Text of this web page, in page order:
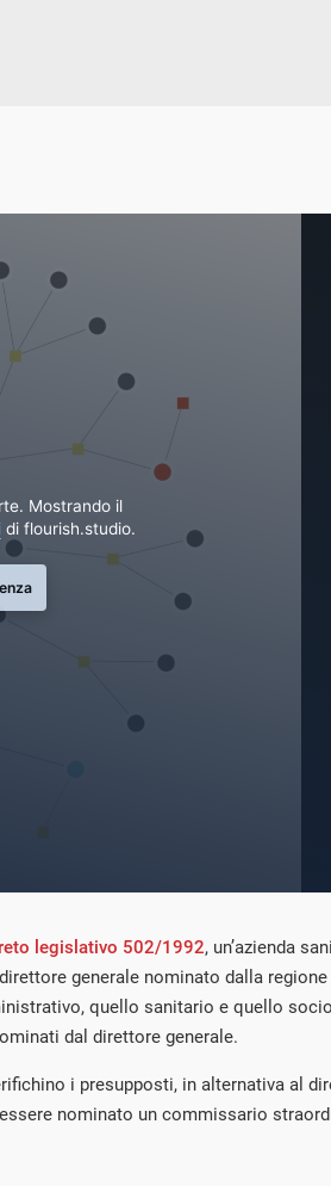
Mostrando il
di flourish.studio.
legislativo 502/1992, un’azienda
generale nominato dalla regione
quello sanitario e quello
dal direttore generale.
i presupposti, in alternativa al
nominato un commissario